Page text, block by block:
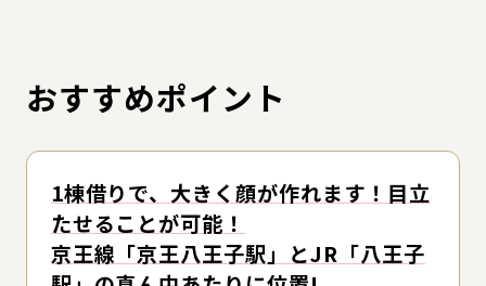
おすすめポイント
1棟借りで、大きく顔が作れます！目立
たせることが可能！
京王線「京王八王子駅」とJR「八王子